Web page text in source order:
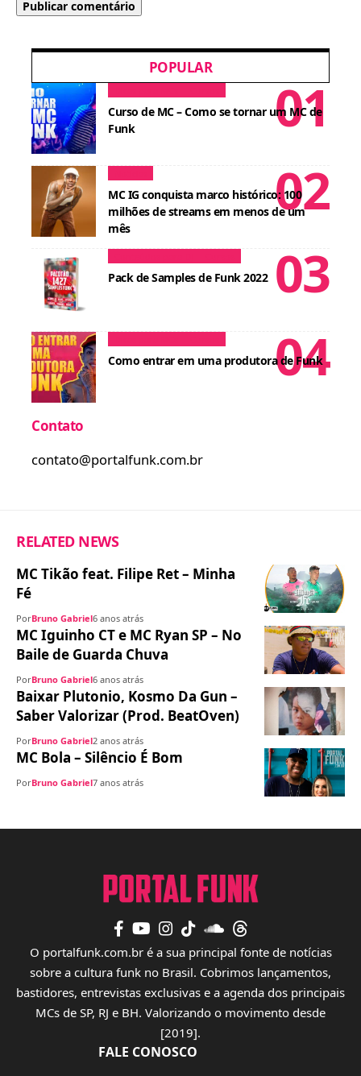
POPULAR
Curso de MC – Como se tornar um MC de
Funk
MC IG conquista marco histórico: 100
milhões de streams em menos de um
mês
Pack de Samples de Funk 2022
Como entrar em uma produtora de Funk
Contato
contato@portalfunk.com.br
RELATED NEWS
MC Tikão feat. Filipe Ret – Minha
Fé
PorBruno Gabriel6 anos atrás
MC Iguinho CT e MC Ryan SP – No
Baile de Guarda Chuva
PorBruno Gabriel6 anos atrás
Baixar Plutonio, Kosmo Da Gun –
Saber Valorizar (Prod. BeatOven)
PorBruno Gabriel2 anos atrás
MC Bola – Silêncio É Bom
PorBruno Gabriel7 anos atrás
O portalfunk.com.br é a sua principal fonte de notícias
sobre a cultura funk no Brasil. Cobrimos lançamentos,
bastidores, entrevistas exclusivas e a agenda dos principais
MCs de SP, RJ e BH. Valorizando o movimento desde
[2019].
FALE CONOSCO